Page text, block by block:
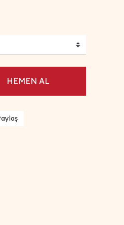
HEMEN AL